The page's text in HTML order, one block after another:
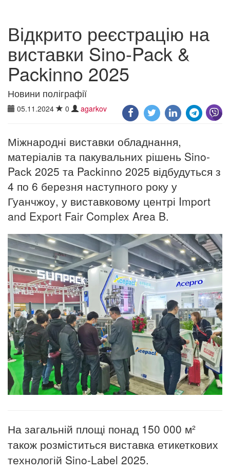
Відкрито реєстрацію на
виставки Sino-Pack &
Packinno 2025
Новини поліграфії
05.11.2024 0 agarkov
Міжнародні виставки обладнання,
матеріалів та пакувальних рішень Sino-
Pack 2025 та Packinno 2025 відбудуться з
4 по 6 березня наступного року у
Гуанчжоу, у виставковому центрі Import
and Export Fair Complex Area B.
На загальній площі понад 150 000 м²
також розміститься виставка етикеткових
технологій Sino-Label 2025.